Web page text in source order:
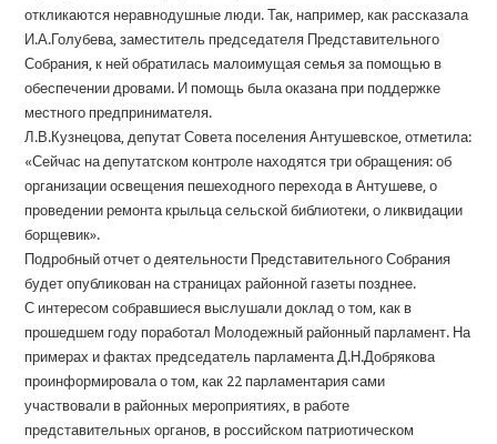
откликаются неравнодушные люди. Так, например, как рассказала
И.А.Голубева, заместитель председателя Представительного
Собрания, к ней обратилась малоимущая семья за помощью в
обеспечении дровами. И помощь была оказана при поддержке
местного предпринимателя.
Л.В.Кузнецова, депутат Совета поселения Антушевское, отметила:
«Сейчас на депутатском контроле находятся три обращения: об
организации освещения пешеходного перехода в Антушеве, о
проведении ремонта крыльца сельской библиотеки, о ликвидации
борщевик».
Подробный отчет о деятельности Представительного Собрания
будет опубликован на страницах районной газеты позднее.
С интересом собравшиеся выслушали доклад о том, как в
прошедшем году поработал Молодежный районный парламент. На
примерах и фактах председатель парламента Д.Н.Добрякова
проинформировала о том, как 22 парламентария сами
участвовали в районных мероприятиях, в работе
представительных органов, в российском патриотическом